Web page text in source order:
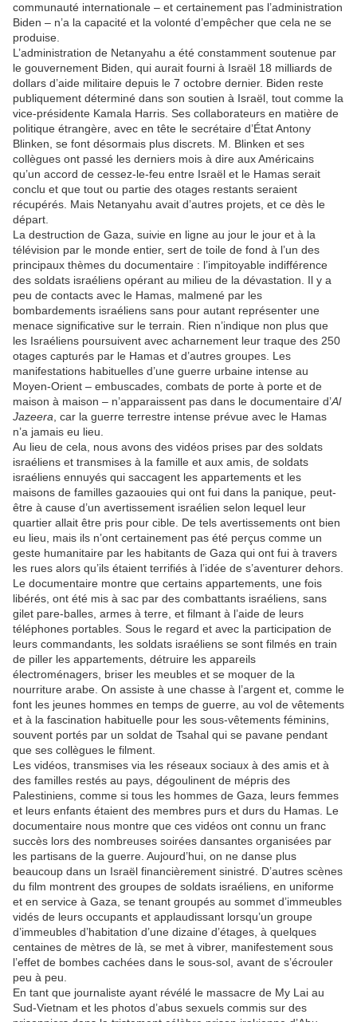
communauté internationale – et certainement pas l’administration
Biden – n’a la capacité et la volonté d’empêcher que cela ne se
produise.
L’administration de Netanyahu a été constamment soutenue par
le gouvernement Biden, qui aurait fourni à Israël 18 milliards de
dollars d’aide militaire depuis le 7 octobre dernier. Biden reste
publiquement déterminé dans son soutien à Israël, tout comme la
vice-présidente Kamala Harris. Ses collaborateurs en matière de
politique étrangère, avec en tête le secrétaire d’État Antony
Blinken, se font désormais plus discrets. M. Blinken et ses
collègues ont passé les derniers mois à dire aux Américains
qu’un accord de cessez-le-feu entre Israël et le Hamas serait
conclu et que tout ou partie des otages restants seraient
récupérés. Mais Netanyahu avait d’autres projets, et ce dès le
départ.
La destruction de Gaza, suivie en ligne au jour le jour et à la
télévision par le monde entier, sert de toile de fond à l’un des
principaux thèmes du documentaire : l’impitoyable indifférence
des soldats israéliens opérant au milieu de la dévastation. Il y a
peu de contacts avec le Hamas, malmené par les
bombardements israéliens sans pour autant représenter une
menace significative sur le terrain. Rien n’indique non plus que
les Israéliens poursuivent avec acharnement leur traque des 250
otages capturés par le Hamas et d’autres groupes. Les
manifestations habituelles d’une guerre urbaine intense au
Moyen-Orient – embuscades, combats de porte à porte et de
maison à maison – n’apparaissent pas dans le documentaire d’Al
Jazeera , car la guerre terrestre intense prévue avec le Hamas
n’a jamais eu lieu.
Au lieu de cela, nous avons des vidéos prises par des soldats
israéliens et transmises à la famille et aux amis, de soldats
israéliens ennuyés qui saccagent les appartements et les
maisons de familles gazaouies qui ont fui dans la panique, peut-
être à cause d’un avertissement israélien selon lequel leur
quartier allait être pris pour cible. De tels avertissements ont bien
eu lieu, mais ils n’ont certainement pas été perçus comme un
geste humanitaire par les habitants de Gaza qui ont fui à travers
les rues alors qu’ils étaient terrifiés à l’idée de s’aventurer dehors.
Le documentaire montre que certains appartements, une fois
libérés, ont été mis à sac par des combattants israéliens, sans
gilet pare-balles, armes à terre, et filmant à l’aide de leurs
téléphones portables. Sous le regard et avec la participation de
leurs commandants, les soldats israéliens se sont filmés en train
de piller les appartements, détruire les appareils
électroménagers, briser les meubles et se moquer de la
nourriture arabe. On assiste à une chasse à l’argent et, comme le
font les jeunes hommes en temps de guerre, au vol de vêtements
et à la fascination habituelle pour les sous-vêtements féminins,
souvent portés par un soldat de Tsahal qui se pavane pendant
que ses collègues le filment.
Les vidéos, transmises via les réseaux sociaux à des amis et à
des familles restés au pays, dégoulinent de mépris des
Palestiniens, comme si tous les hommes de Gaza, leurs femmes
et leurs enfants étaient des membres purs et durs du Hamas. Le
documentaire nous montre que ces vidéos ont connu un franc
succès lors des nombreuses soirées dansantes organisées par
les partisans de la guerre. Aujourd’hui, on ne danse plus
beaucoup dans un Israël financièrement sinistré. D’autres scènes
du film montrent des groupes de soldats israéliens, en uniforme
et en service à Gaza, se tenant groupés au sommet d’immeubles
vidés de leurs occupants et applaudissant lorsqu’un groupe
d’immeubles d’habitation d’une dizaine d’étages, à quelques
centaines de mètres de là, se met à vibrer, manifestement sous
l’effet de bombes cachées dans le sous-sol, avant de s’écrouler
peu à peu.
En tant que journaliste ayant révélé le massacre de My Lai au
Sud-Vietnam et les photos d’abus sexuels commis sur des